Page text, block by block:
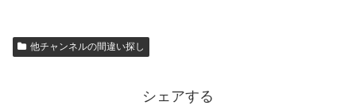
他チャンネルの間違い探し
シェアする